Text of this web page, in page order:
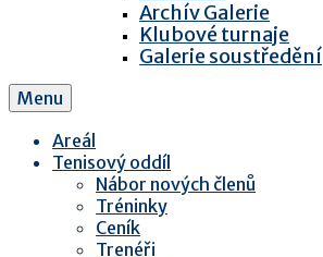
Archív Galerie
Klubové turnaje
Galerie soustředění
Menu
Areál
Tenisový oddíl
Nábor nových členů
Tréninky
Ceník
Trenéři